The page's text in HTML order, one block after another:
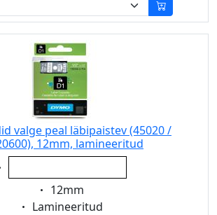
valge peal läbipaistev (45020 /
12mm, lamineeritud
Eigenschaft:
Eigenschaft:
12mm
Eigenschaft:
Lamineeritud